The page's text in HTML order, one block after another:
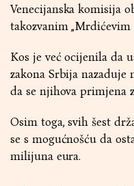
Venecijanska komisija
takozvanim „Mrdićevim
Kos je već ocijenila da
zakona Srbija
da se njihova primjena
Osim toga, svih šest
se s mogućnošću da
milijuna eura.